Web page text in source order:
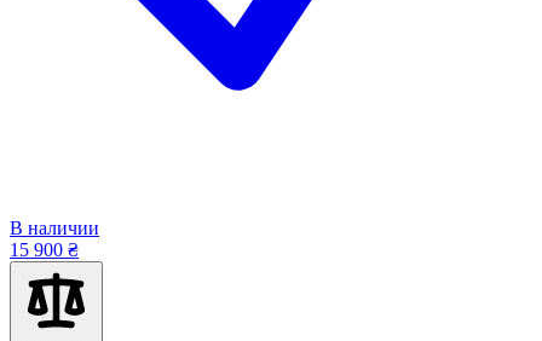
В наличии
15 900 ₴